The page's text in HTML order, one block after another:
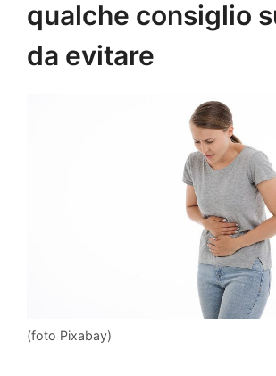
qualche consiglio
da evitare
(foto Pixabay)